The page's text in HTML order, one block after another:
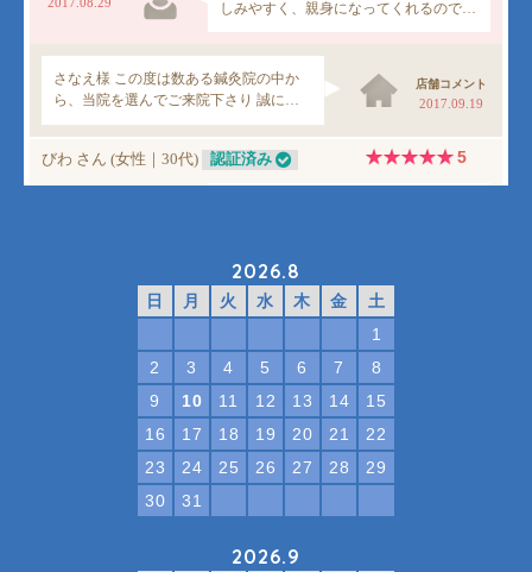
2026.8
日 月 火 水 木 金
土
1
2
3 4 5 6 7
8
9
10 11 12 13 14
15
16
17 18 19 20 21
22
23
24 25 26 27 28
29
30
31
2026.9